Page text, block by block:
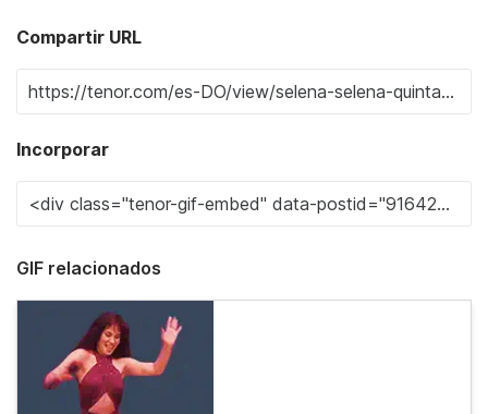
Compartir URL
Incorporar
GIF relacionados